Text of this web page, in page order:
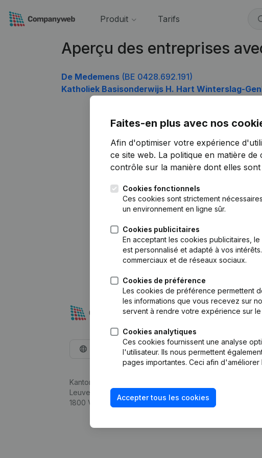
Produit Tarifs
Aperçu des entreprises
De Medemens (BE 0428.692.191)
Katholiek Basisonderwijs H. Hart Winterslag-
Faites-en plus avec nos
Afin d'optimiser votre expérience
ce site web. La politique en matière de
contrôle sur la manière dont elles sont
Cookies fonctionnels
Ces cookies sont strictement
un environnement en ligne sûr.
Cookies publicitaires
En acceptant les cookies publicitaires,
est personnalisé et adapté à vos
commerciaux et de réseaux sociaux.
Cookies de préférence
Les cookies de préférence permettent
les informations que vous recevez sur
servent à rendre votre expérience sur
Cookies analytiques
Ces cookies fournissent une analyse
l'utilisateur. Ils nous permettent
pages importantes. Ceci afin
Accepter tous les cookies
Français
Kantorenpark Everest
Leuvensesteenweg 248D,
1800 Vilvoorde